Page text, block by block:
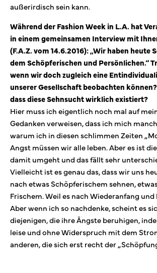
außerirdisch sein kann.
Während der Fashion Week in L.A. hat
in einem gemeinsamen Interview mit
(F.A.Z. vom 14.6.2016): „Wir haben heute
dem Schöpferischen und Persönlichen.“
wenn wir doch zugleich eine
unserer Gesellschaft beobachten
dass diese Sehnsucht wirklich existiert?
Hier muss ich eigentlich noch mal auf
Gedanken verweisen, dass ich mich
warum ich in diesen schlimmen Zeiten
Angst müssen wir alle leben. Aber es ist
damit umgeht und das fällt sehr
Vielleicht ist es genau das, dass wir uns
nach etwas Schöpferischem sehnen,
Frischem. Weil es nach Wiederanfang
Aber wenn ich so nachdenke, scheint es
diejenigen, die ihre Ängste beruhigen,
leise und ohne Widerspruch mit dem
anderen, die sich erst recht der